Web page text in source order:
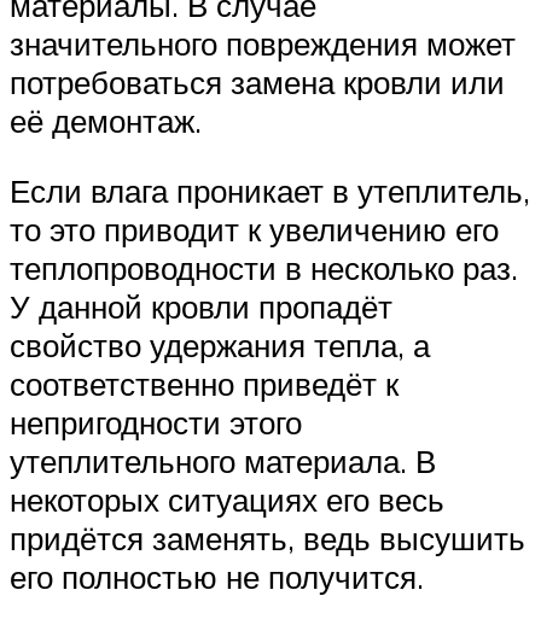
значительного повреждения может
потребоваться замена кровли или
её демонтаж.
Если влага проникает в утеплитель,
то это приводит к увеличению его
теплопроводности в несколько раз.
У данной кровли пропадёт
свойство удержания тепла, а
соответственно приведёт к
непригодности этого
утеплительного материала. В
некоторых ситуациях его весь
придётся заменять, ведь высушить
его полностью не получится.